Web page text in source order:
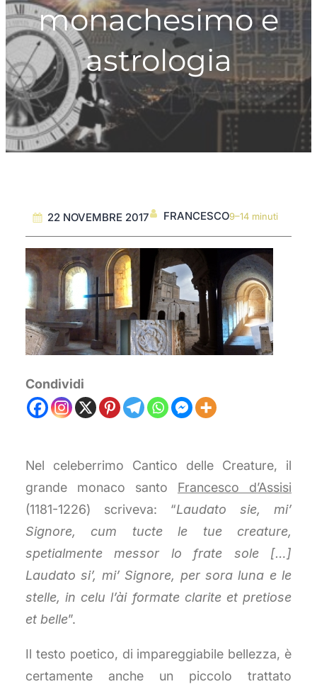
monachesimo e
astrologia
22 NOVEMBRE 2017 FRANCESCO9–14 minuti
Condividi
Nel celeberrimo Cantico delle Creature, il
grande monaco santo Francesco d’Assisi
(1181-1226) scriveva: “Laudato sie, mi’
Signore, cum tucte le tue creature,
spetialmente messor lo frate sole […]
Laudato si’, mi’ Signore, per sora luna e le
stelle, in celu l’ài formate clarite et pretiose
et belle”.
Il testo poetico, di impareggiabile bellezza, è
certamente anche un piccolo trattato